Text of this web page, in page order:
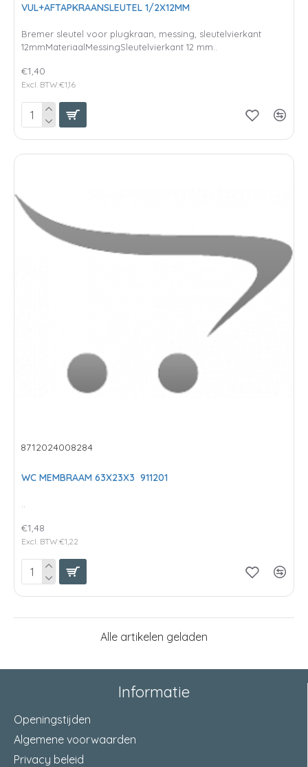
VUL+AFTAPKRAANSLEUTEL 1/2X12MM
Bremer sleutel voor plugkraan, messing, sleutelvierkant
12mmMateriaalMessingSleutelvierkant 12 mm..
€1,40
Excl. BTW:€1,16
8712024008284
WC MEMBRAAM 63X23X3 911201
€1,48
Excl. BTW:€1,22
Alle artikelen geladen
Informatie
Openingstijden
Algemene voorwaarden
Privacy beleid